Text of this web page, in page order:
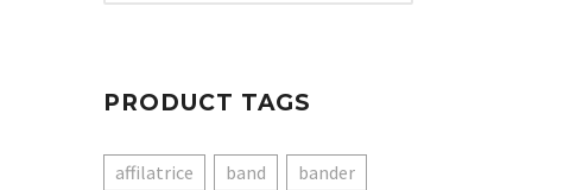
PRODUCT TAGS
affilatrice band
bander